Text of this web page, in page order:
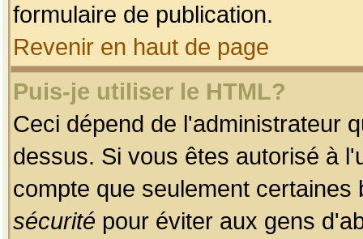
formulaire de publication.
Revenir en haut de page
Puis-je utiliser le HTML?
Ceci dépend de l'administrateur
dessus. Si vous êtes autorisé à
compte que seulement
sécurité pour éviter aux gens